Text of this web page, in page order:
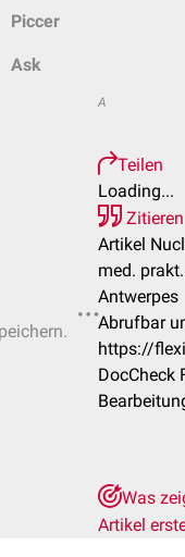
Piccer
Ask
A
Teilen
Loading...
Zitieren
Artikel
med.
Antwerpes
Abrufbar
https://
DocCheck
Was
Artikel